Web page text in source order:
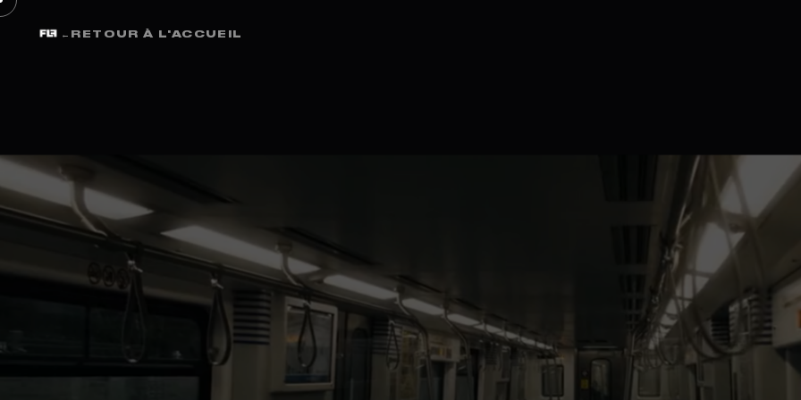
← RETOUR À L'ACCUEIL
Studio FLF · Informations légales
LÉGALES